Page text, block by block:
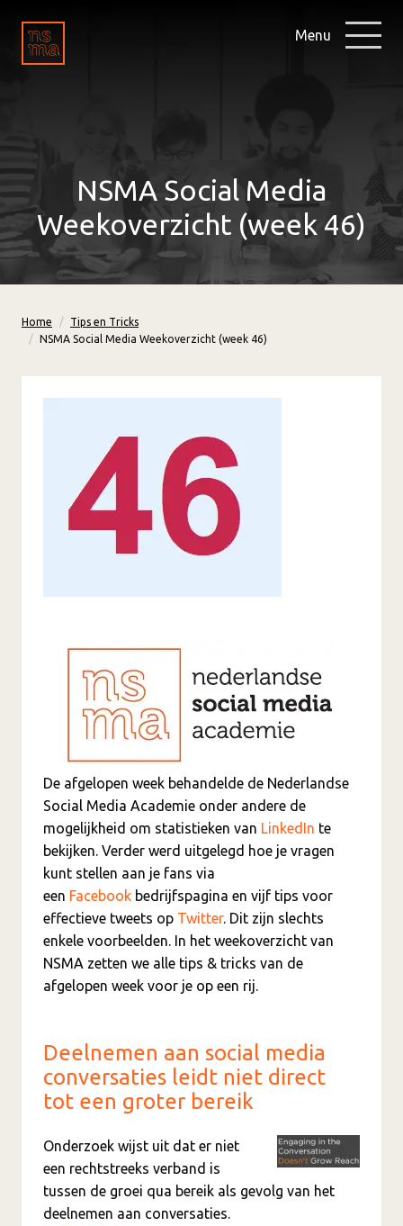
Menu
NSMA Social Media
Weekoverzicht (week 46)
Home
Tips en Tricks
NSMA Social Media Weekoverzicht (week 46)
De afgelopen week behandelde de Nederlandse
Social Media Academie onder andere de
mogelijkheid om statistieken van LinkedIn te
bekijken. Verder werd uitgelegd hoe je vragen
kunt stellen aan je fans via
een Facebook bedrijfspagina en vijf tips voor
effectieve tweets op Twitter. Dit zijn slechts
enkele voorbeelden. In het weekoverzicht van
NSMA zetten we alle tips & tricks van de
afgelopen week voor je op een rij.
Deelnemen aan social media
conversaties leidt niet direct
tot een groter bereik
Onderzoek wijst uit dat er niet
een rechtstreeks verband is
tussen de groei qua bereik als gevolg van het
deelnemen aan conversaties.